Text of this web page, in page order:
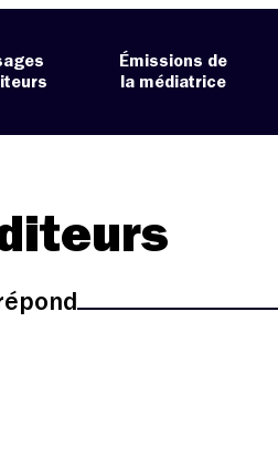
Émissions de
la médiatrice